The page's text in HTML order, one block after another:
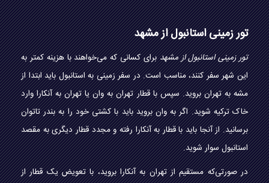
تور زمینی استانبول از مشهد
تور زمینی استانبول از مشهدبرای کسانی که می‌خواهند با هزینه کمتر به
این شهر سفر کنند، مناسب است. در سفر زمینی به استانبول باید ابتدا از
مشه به تهران بروید. سپس با قطار تهران به وان یا تهران به آنکارا وارد
خاک ترکیه شوید. اگر به وان بروید باید با کشتی خود را به بندر تاتوان
برسانید. از آنجا باید با قطار به آنکارا رفته و مجدد قطار دیگری به مقصد
استانبول سوار شوید.
در صورتی‌که مستقیم از تهران به آنکارا بروید، با تعویض یک قطار از